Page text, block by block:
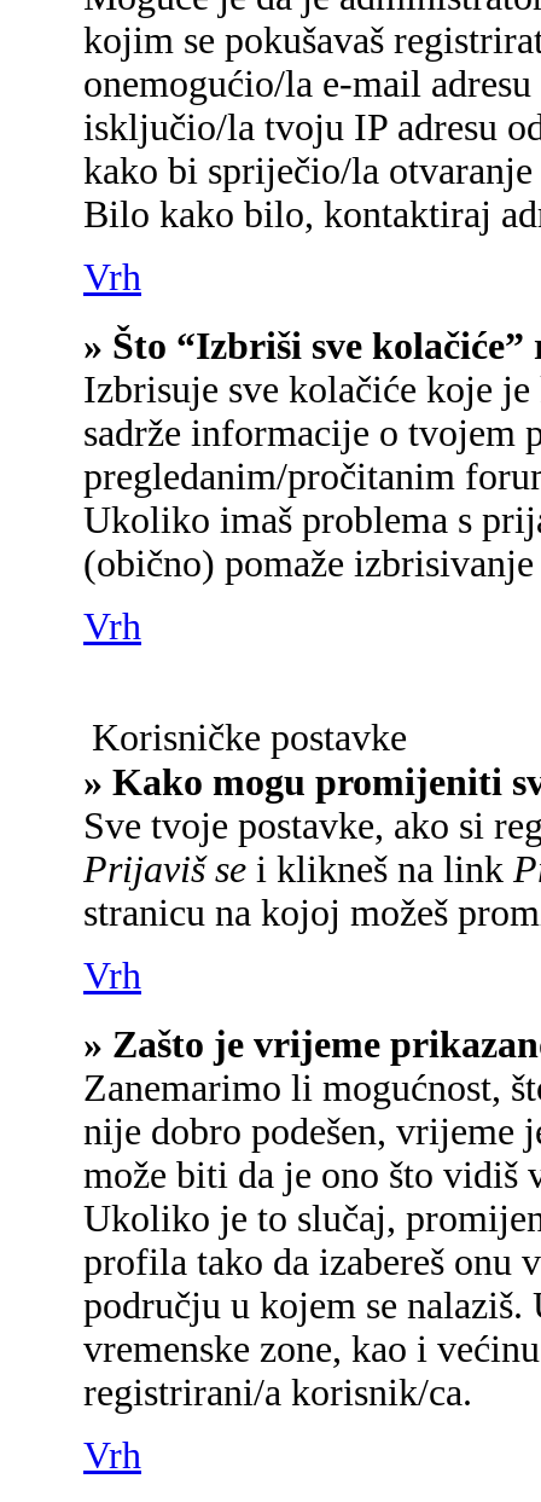
kojim se pokušavaš
onemogućio/la e-mail
isključio/la tvoju IP adresu
kako bi spriječio/la
Bilo kako bilo, kontaktiraj
Vrh
» Što “Izbriši sve kolačiće”
Izbrisuje sve kolačiće koje
sadrže informacije o tvojem
pregledanim/pročitanim
Ukoliko imaš problema s
(obično) pomaže
Vrh
Korisničke postavke
» Kako mogu promijeniti
Sve tvoje postavke, ako si
Prijaviš se i klikneš na link
stranicu na kojoj možeš
Vrh
» Zašto je vrijeme
Zanemarimo li mogućnost,
nije dobro podešen, vrijeme
može biti da je ono što vidiš
Ukoliko je to slučaj,
profila tako da izabereš onu
području u kojem se
vremenske zone, kao i
registrirani/a korisnik/ca.
Vrh